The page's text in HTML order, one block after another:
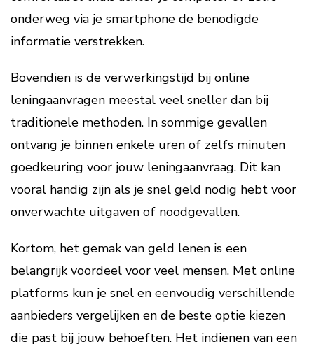
onderweg via je smartphone de benodigde
informatie verstrekken.
Bovendien is de verwerkingstijd bij online
leningaanvragen meestal veel sneller dan bij
traditionele methoden. In sommige gevallen
ontvang je binnen enkele uren of zelfs minuten
goedkeuring voor jouw leningaanvraag. Dit kan
vooral handig zijn als je snel geld nodig hebt voor
onverwachte uitgaven of noodgevallen.
Kortom, het gemak van geld lenen is een
belangrijk voordeel voor veel mensen. Met online
platforms kun je snel en eenvoudig verschillende
aanbieders vergelijken en de beste optie kiezen
die past bij jouw behoeften. Het indienen van een